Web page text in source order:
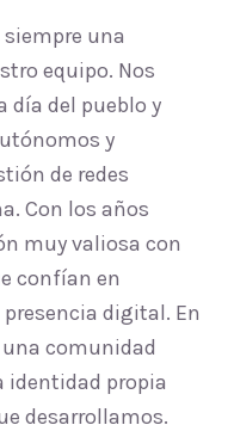
siempre una
equipo. Nos
día del pueblo y
y
de redes
Con los años
muy valiosa con
confían en
digital. En
comunidad
identidad propia
desarrollamos.